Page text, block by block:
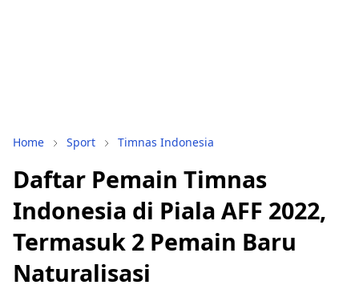
Home Sport Timnas Indonesia
Daftar Pemain Timnas
Indonesia di Piala AFF 2022,
Termasuk 2 Pemain Baru
Naturalisasi